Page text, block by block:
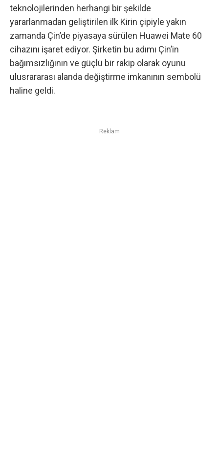
teknolojilerinden herhangi bir şekilde
yararlanmadan geliştirilen ilk Kirin çipiyle yakın
zamanda Çin’de piyasaya sürülen Huawei Mate 60
cihazını işaret ediyor. Şirketin bu adımı Çin’in
bağımsızlığının ve güçlü bir rakip olarak oyunu
ulusrararası alanda değiştirme imkanının sembolü
haline geldi.
Reklam